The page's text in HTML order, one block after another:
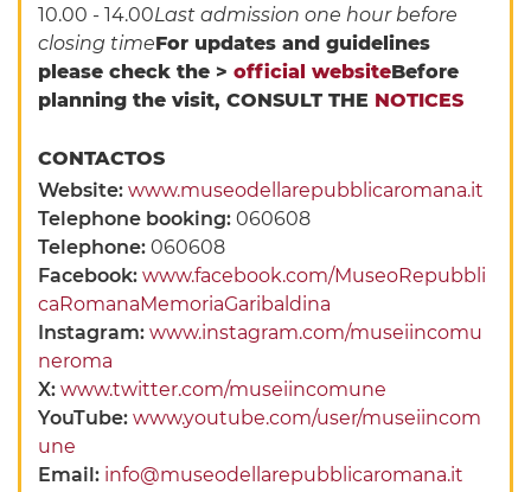
10.00 - 14.00Last admission one hour before
closing timeFor updates and guidelines
please check the >official websiteBefore
planning the visit, CONSULT THE NOTICES
CONTACTOS
Website:www.museodellarepubblicaromana.it
Telephone booking:060608
Telephone:060608
Facebook:www.facebook.com/MuseoRepubbli
caRomanaMemoriaGaribaldina
Instagram:www.instagram.com/museiincomu
neroma
X:www.twitter.com/museiincomune
YouTube:www.youtube.com/user/museiincom
une
Email: info@museodellarepubblicaromana.it